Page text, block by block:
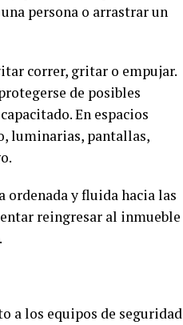
persona o arrastrar un
correr, gritar o empujar.
de posibles
En espacios
luminarias, pantallas,
ordenada y fluida hacia las
reingresar al inmueble
a los equipos de seguridad